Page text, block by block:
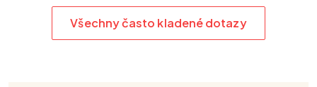
Všechny často kladené dotazy